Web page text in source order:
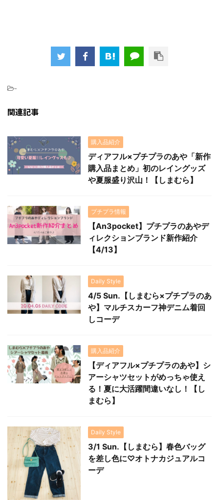
-
関連記事
購入品紹介
ディアフル×プチプラのあや「新作
購入品まとめ」初のレイングッズ
や夏服盛り沢山！【しまむら】
プチプラ情報
【An3pocket】プチプラのあやデ
ィレクションブランド新作紹介
【4/13】
Daily Style
4/5 Sun.【しまむら×プチプラのあ
や】マルチスカーフ神デニム着回
しコーデ
購入品紹介
【ディアフル×プチプラのあや】シ
アーシャツセットがめっちゃ使え
る！夏に大活躍間違いなし！【し
まむら】
Daily Style
3/1 Sun.【しまむら】春色バッグ
を差し色に♡オトナカジュアルコ
ーデ